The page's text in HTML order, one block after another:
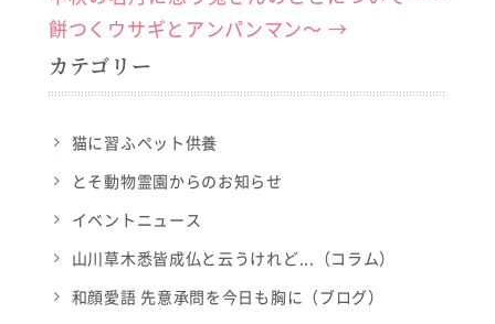
o
k
餅つくウサギとアンパンマン～ →
カテゴリー
猫に習ふペット供養
とそ動物霊園からのお知らせ
イベントニュース
山川草木悉皆成仏と云うけれど...（コラム）
和顔愛語 先意承問を今日も胸に（ブログ）